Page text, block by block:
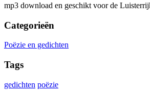
mp3 download en geschikt voor de
Categorieën
Poëzie en gedichten
Tags
gedichten poëzie